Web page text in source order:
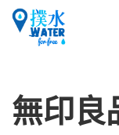
無印良